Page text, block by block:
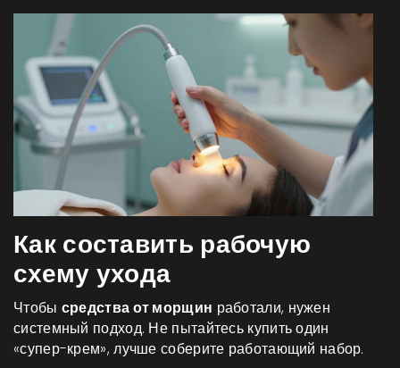
Как составить рабочую
схему ухода
Чтобы средства от морщин работали, нужен
системный подход. Не пытайтесь купить один
«супер-крем», лучше соберите работающий набор.